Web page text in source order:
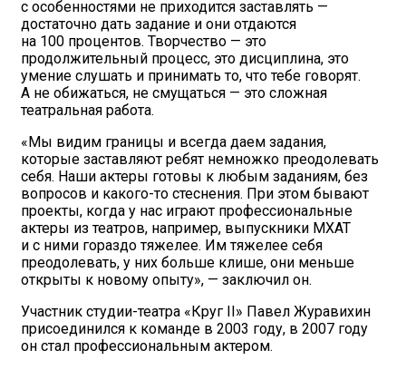
с особенностями не приходится заставлять —
достаточно дать задание и они отдаются
на 100 процентов. Творчество — это
продолжительный процесс, это дисциплина, это
умение слушать и принимать то, что тебе говорят.
А не обижаться, не смущаться — это сложная
театральная работа.
«Мы видим границы и всегда даем задания,
которые заставляют ребят немножко преодолевать
себя. Наши актеры готовы к любым заданиям, без
вопросов и какого-то стеснения. При этом бывают
проекты, когда у нас играют профессиональные
актеры из театров, например, выпускники МХАТ
и с ними гораздо тяжелее. Им тяжелее себя
преодолевать, у них больше клише, они меньше
открыты к новому опыту», — заключил он.
Участник студии-театра «Круг II» Павел Журавихин
присоединился к команде в 2003 году, в 2007 году
он стал профессиональным актером.